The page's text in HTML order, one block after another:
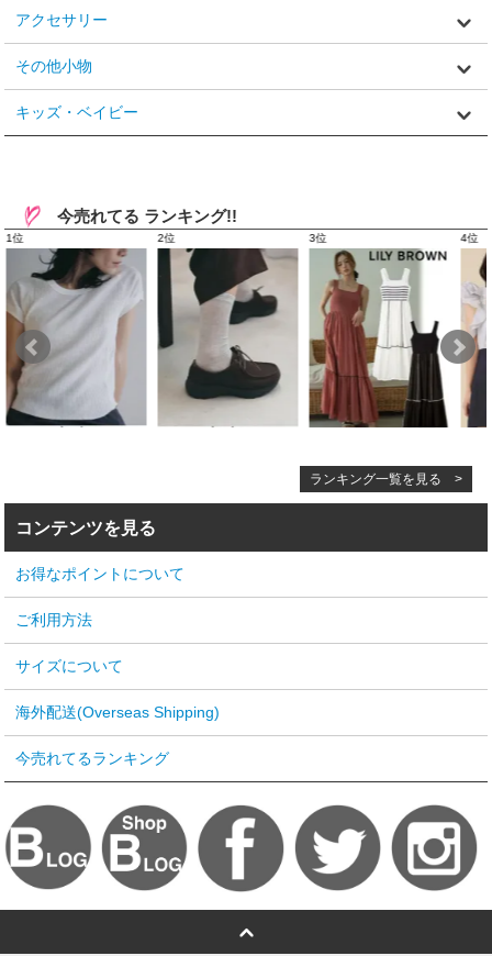
アクセサリー
その他小物
キッズ・ベイビー
今売れてる ランキング!!
ランキング一覧を見る >
コンテンツを見る
お得なポイントについて
ご利用方法
サイズについて
海外配送(Overseas Shipping)
今売れてるランキング